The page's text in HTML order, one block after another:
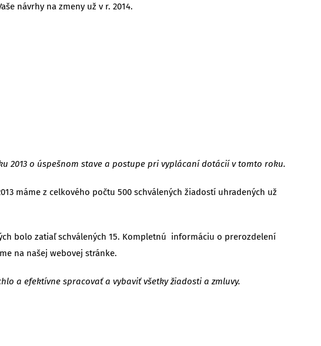
návrhy na zmeny už v r. 2014.
o úspešnom stave a postupe pri vyplácaní dotácií v tomto roku.
máme z celkového počtu 500 schválených žiadostí uhradených už
bolo zatiaľ schválených 15. Kompletnú informáciu o prerozdelení
na našej webovej stránke.
a efektívne spracovať a vybaviť všetky žiadosti a zmluvy.